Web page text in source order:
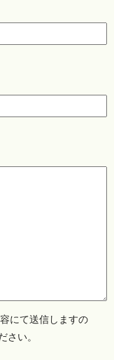
にて送信しますの
さい。